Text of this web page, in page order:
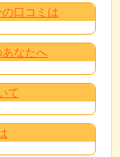
口コミは
なたへ
て